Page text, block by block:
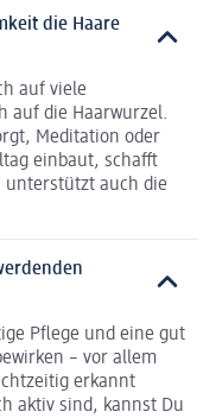
die Haare
auf viele
auf die Haarwurzel.
Meditation oder
einbaut, schafft
unterstützt auch die
Pflege und eine gut
– vor allem
erkannt
aktiv sind, kannst Du